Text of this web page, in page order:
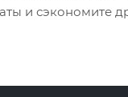
и сэкономите